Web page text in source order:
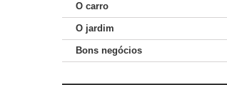
O carro
O jardim
Bons negócios